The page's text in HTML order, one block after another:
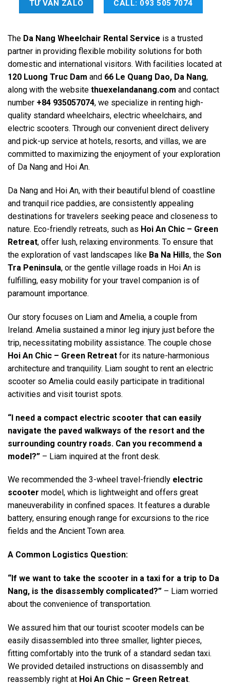
TƯ VẤN ZALO CALL: 093 505 7074
The Da Nang Wheelchair Rental Service is a trusted
partner in providing flexible mobility solutions for both
domestic and international visitors. With facilities located at
120 Luong Truc Dam and 66 Le Quang Dao, Da Nang,
along with the website thuexelandanang.com and contact
number +84 935057074, we specialize in renting high-
quality standard wheelchairs, electric wheelchairs, and
electric scooters. Through our convenient direct delivery
and pick-up service at hotels, resorts, and villas, we are
committed to maximizing the enjoyment of your exploration
of Da Nang and Hoi An.
Da Nang and Hoi An, with their beautiful blend of coastline
and tranquil rice paddies, are consistently appealing
destinations for travelers seeking peace and closeness to
nature. Eco-friendly retreats, such as Hoi An Chic – Green
Retreat, offer lush, relaxing environments. To ensure that
the exploration of vast landscapes like Ba Na Hills, the Son
Tra Peninsula, or the gentle village roads in Hoi An is
fulfilling, easy mobility for your travel companion is of
paramount importance.
Our story focuses on Liam and Amelia, a couple from
Ireland. Amelia sustained a minor leg injury just before the
trip, necessitating mobility assistance. The couple chose
Hoi An Chic – Green Retreat for its nature-harmonious
architecture and tranquility. Liam sought to rent an electric
scooter so Amelia could easily participate in traditional
activities and visit tourist spots.
“I need a compact electric scooter that can easily
navigate the paved walkways of the resort and the
surrounding country roads. Can you recommend a
model?” – Liam inquired at the front desk.
We recommended the 3-wheel travel-friendly electric
scooter model, which is lightweight and offers great
maneuverability in confined spaces. It features a durable
battery, ensuring enough range for excursions to the rice
fields and the Ancient Town area.
A Common Logistics Question:
“If we want to take the scooter in a taxi for a trip to Da
Nang, is the disassembly complicated?” – Liam worried
about the convenience of transportation.
We assured him that our tourist scooter models can be
easily disassembled into three smaller, lighter pieces,
fitting comfortably into the trunk of a standard sedan taxi.
We provided detailed instructions on disassembly and
reassembly right at Hoi An Chic – Green Retreat.